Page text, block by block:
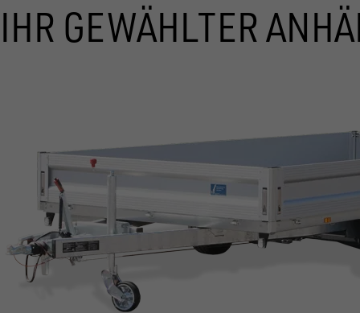
IHR GEWÄHLTER